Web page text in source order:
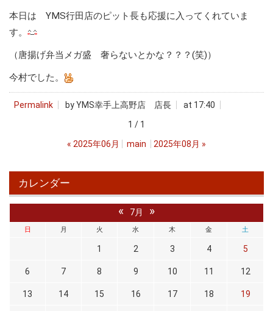
本日は YMS行田店のピット長も応援に入ってくれていま
す。
（唐揚げ弁当メガ盛 奢らないとかな？？？(笑)）
今村でした。
Permalink by YMS幸手上高野店 店長
at 17:40
1 / 1
« 2025年06月 main 2025年08月 »
カレンダー
« 7月 »
日 月 火 水 木 金 土
1 2 3 4 5
6 7 8 9 10 11 12
13 14 15 16 17 18 19